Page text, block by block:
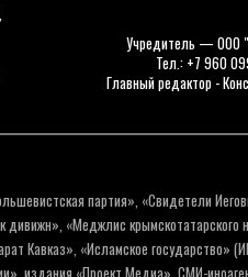
Учредитель — ООО
Тел.: +7 960
Главный редактор -
партия», «Свидетели
«Меджлис крымскотатарского
Кавказ», «Исламское государство»
издания «Проект Медиа». СМИ-